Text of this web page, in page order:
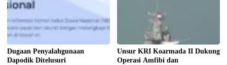
(gercep) melakukan verifikasi dan
penelusuran terhadap informasi
soal dugaan penyalahgunaan Data
Pokok Pendidikan (Dapodik).
(Foto: ist)
Dugaan Penyalahgunaan
Dapodik Ditelusuri
TNI Terintegrasi Tahun 2026 yang
digelar di Daerah Latihan TNI AL
Pantai Todak, Dabo Singkep,
Kabupaten Lingga, Kepulauan Riau.
(Foto: Pen/2)
Unsur KRI Koarmada II Dukung
Operasi Amfibi dan